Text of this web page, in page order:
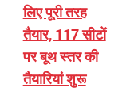
लिए पूरी तरह
तैयार, 117 सीटों
पर बूथ स्तर की
तैयारियां शुरू